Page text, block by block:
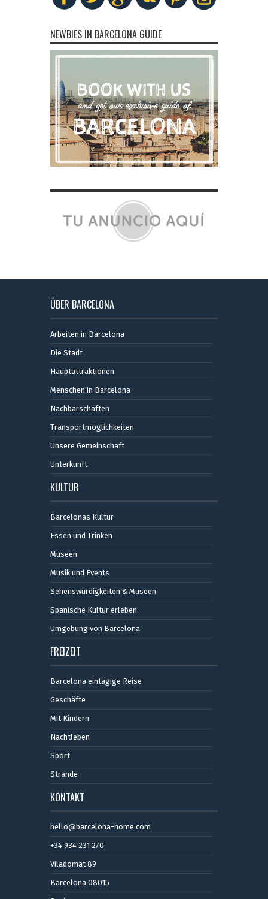
NEWBIES IN BARCELONA GUIDE
ÜBER BARCELONA
Arbeiten in Barcelona
Die Stadt
Hauptattraktionen
Menschen in Barcelona
Nachbarschaften
Transportmöglichkeiten
Unsere Gemeinschaft
Unterkunft
KULTUR
Barcelonas Kultur
Essen und Trinken
Museen
Musik und Events
Sehenswürdigkeiten & Museen
Spanische Kultur erleben
Umgebung von Barcelona
FREIZEIT
Barcelona eintägige Reise
Geschäfte
Mit Kindern
Nachtleben
Sport
Strände
KONTAKT
hello@barcelona-home.com
+34 934 231 270
Viladomat 89
Barcelona 08015